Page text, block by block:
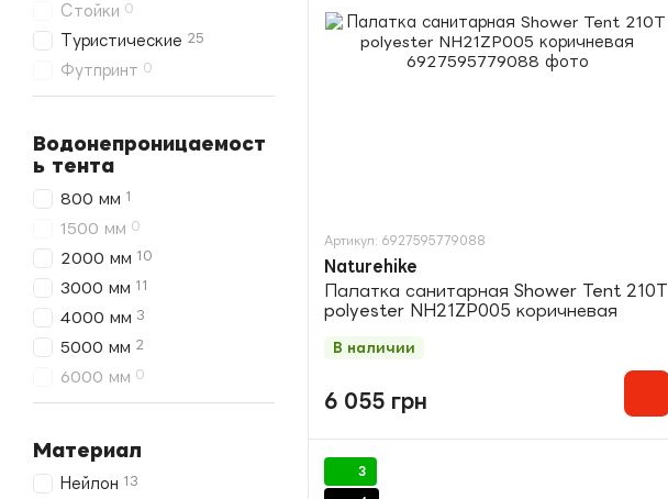
Артикул: 6927595779088
Naturehike
Палатка санитарная Shower Tent 210T
polyester NH21ZP005 коричневая
6 055 грн
В наличии
3
Стойки 0
Туристические 25
Футпринт 0
Водонепроницаемост
ь тента
800 мм 1
1500 мм 0
2000 мм 10
3000 мм 11
4000 мм 3
5000 мм 2
6000 мм 0
Материал
Нейлон 13